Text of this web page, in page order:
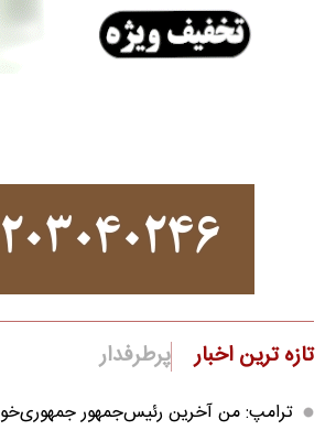
تازه ترین اخبار پرطرفدار
ترامپ: من آخرین رئیس‌جمهور